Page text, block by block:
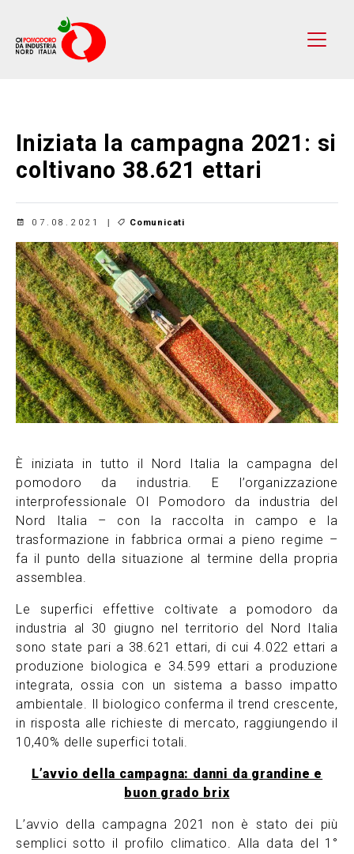
Iniziata la campagna 2021: si
coltivano 38.621 ettari
07.08.2021 Comunicati
È iniziata in tutto il Nord Italia la campagna del
pomodoro da industria. E l’organizzazione
interprofessionale OI Pomodoro da industria del
Nord Italia – con la raccolta in campo e la
trasformazione in fabbrica ormai a pieno regime –
fa il punto della situazione al termine della propria
assemblea.
Le superfici effettive coltivate a pomodoro da
industria al 30 giugno nel territorio del Nord Italia
sono state pari a 38.621 ettari, di cui 4.022 ettari a
produzione biologica e 34.599 ettari a produzione
integrata, ossia con un sistema a basso impatto
ambientale. Il biologico conferma il trend crescente,
in risposta alle richieste di mercato, raggiungendo il
10,40% delle superfici totali.
L’avvio della campagna: danni da grandine e
buon grado brix
L’avvio della campagna 2021 non è stato dei più
semplici sotto il profilo climatico. Alla data del 1°